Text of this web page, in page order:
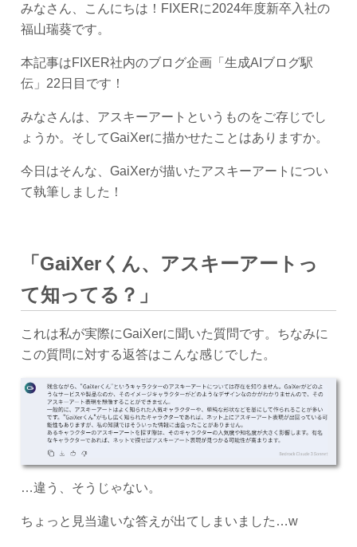
みなさん、こんにちは！FIXERに2024年度新卒入社の
福山瑞葵です。
本記事はFIXER社内のブログ企画「生成AIブログ駅
伝」22日目です！
みなさんは、アスキーアートというものをご存じでし
ょうか。そしてGaiXerに描かせたことはありますか。
今日はそんな、GaiXerが描いたアスキーアートについ
て執筆しました！
「GaiXerくん、アスキーアートっ
て知ってる？」
これは私が実際にGaiXerに聞いた質問です。ちなみに
この質問に対する返答はこんな感じでした。
…違う、そうじゃない。
ちょっと見当違いな答えが出てしまいました…w